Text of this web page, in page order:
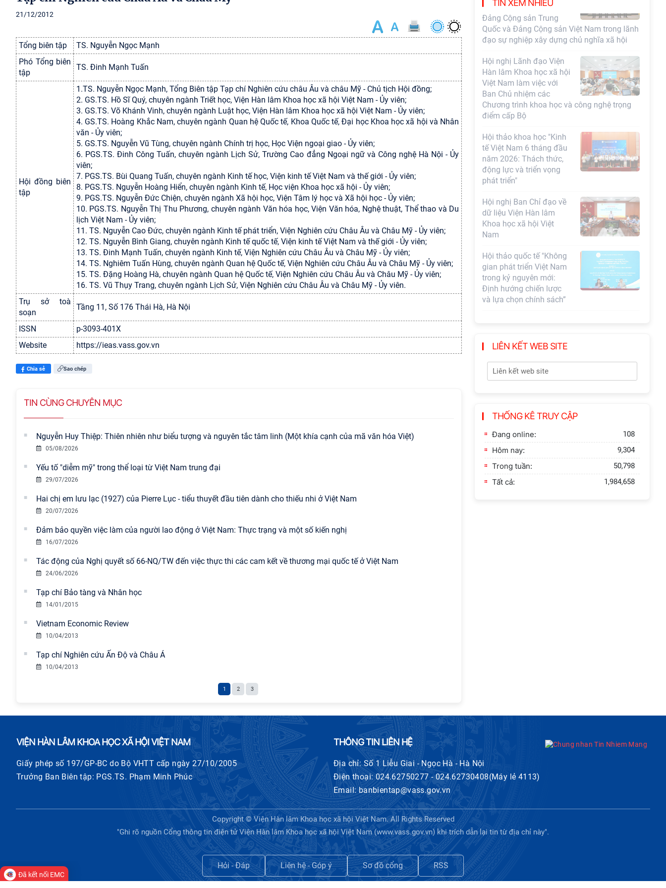
21/12/2012
Tổng biên tập
TS. Nguyễn Ngọc Mạnh
Phó Tổng biên
tập
TS. Đinh Mạnh Tuấn
Hội đồng biên
tập
1.TS. Nguyễn Ngọc Mạnh, Tổng Biên tập Tạp chí Nghiên cứu châu Âu và châu Mỹ - Chủ tịch Hội đồng;
2. GS.TS. Hồ Sĩ Quý, chuyên ngành Triết học, Viện Hàn lâm Khoa học xã hội Việt Nam - Ủy viên;
3. GS.TS. Võ Khánh Vinh, chuyên ngành Luật học, Viện Hàn lâm Khoa học xã hội Việt Nam - Ủy viên;
4. GS.TS. Hoàng Khắc Nam, chuyên ngành Quan hệ Quốc tế, Khoa Quốc tế, Đại học Khoa học xã hội và Nhân
văn - Ủy viên;
5. GS.TS. Nguyễn Vũ Tùng, chuyên ngành Chính trị học, Học Viện ngoại giao - Ủy viên;
6. PGS.TS. Đinh Công Tuấn, chuyên ngành Lịch Sử, Trường Cao đẳng Ngoại ngữ và Công nghệ Hà Nội - Ủy
viên;
7. PGS.TS. Bùi Quang Tuấn, chuyên ngành Kinh tế học, Viện kinh tế Việt Nam và thế giới - Ủy viên;
8. PGS.TS. Nguyễn Hoàng Hiển, chuyên ngành Kinh tế, Học viện Khoa học xã hội - Ủy viên;
9. PGS.TS. Nguyễn Đức Chiện, chuyên ngành Xã hội học, Viện Tâm lý học và Xã hội học - Ủy viên;
10. PGS.TS. Nguyễn Thị Thu Phương, chuyên ngành Văn hóa học, Viện Văn hóa, Nghệ thuật, Thể thao và Du
lịch Việt Nam - Ủy viên;
11. TS. Nguyễn Cao Đức, chuyên ngành Kinh tế phát triển, Viện Nghiên cứu Châu Âu và Châu Mỹ - Ủy viên;
12. TS. Nguyễn Bình Giang, chuyên ngành Kinh tế quốc tế, Viện kinh tế Việt Nam và thế giới - Ủy viên;
13. TS. Đinh Mạnh Tuấn, chuyên ngành Kinh tế, Viện Nghiên cứu Châu Âu và Châu Mỹ - Ủy viên;
14. TS. Nghiêm Tuấn Hùng, chuyên ngành Quan hệ Quốc tế, Viện Nghiên cứu Châu Âu và Châu Mỹ - Ủy viên;
15. TS. Đặng Hoàng Hà, chuyên ngành Quan hệ Quốc tế, Viện Nghiên cứu Châu Âu và Châu Mỹ - Ủy viên;
16. TS. Vũ Thụy Trang, chuyên ngành Lịch Sử, Viện Nghiên cứu Châu Âu và Châu Mỹ - Ủy viên.
Trụ sở toà
soạn
Tầng 11, Số 176 Thái Hà, Hà Nội
ISSN
p-3093-401X
Website
https://ieas.vass.gov.vn
Chia sẻ Sao chép
TIN CÙNG CHUYÊN MỤC
Nguyễn Huy Thiệp: Thiên nhiên như biểu tượng và nguyên tắc tâm linh (Một khía cạnh của mã văn hóa Việt)
05/08/2026
Yếu tố "diễm mỹ" trong thể loại từ Việt Nam trung đại
29/07/2026
Hai chị em lưu lạc (1927) của Pierre Lục - tiểu thuyết đầu tiên dành cho thiếu nhi ở Việt Nam
20/07/2026
Đảm bảo quyền việc làm của người lao động ở Việt Nam: Thực trạng và một số kiến nghị
16/07/2026
Tác động của Nghị quyết số 66-NQ/TW đến việc thực thi các cam kết về thương mại quốc tế ở Việt Nam
24/06/2026
Tạp chí Bảo tàng và Nhân học
14/01/2015
Vietnam Economic Review
10/04/2013
Tạp chí Nghiên cứu Ấn Độ và Châu Á
10/04/2013
1 2 3
TIN XEM NHIỀU
đạo sự nghiệp xây dựng chủ nghĩa xã hội
Hội nghị Lãnh đạo Viện
Hàn lâm Khoa học xã hội
Việt Nam làm việc với
Ban Chủ nhiệm các
Chương trình khoa học và công nghệ trọng
điểm cấp Bộ
Hội thảo khoa học "Kinh
tế Việt Nam 6 tháng đầu
năm 2026: Thách thức,
động lực và triển vọng
phát triển"
Hội nghị Ban Chỉ đạo về
dữ liệu Viện Hàn lâm
Khoa học xã hội Việt
Nam
Hội thảo quốc tế "Không
gian phát triển Việt Nam
trong kỷ nguyên mới:
Định hướng chiến lược
và lựa chọn chính sách”
Khai quật công trường
khai thác đá xây dựng
Thành Nhà Hồ ở núi An
LIÊN KẾT WEB SITE
THỐNG KÊ TRUY CẬP
Đang online: 108
Hôm nay: 9,304
Trong tuần: 50,798
Tất cả: 1,984,658
VIỆN HÀN LÂM KHOA HỌC XÃ HỘI VIỆT NAM
Giấy phép số 197/GP-BC do Bộ VHTT cấp ngày 27/10/2005
Trưởng Ban Biên tập: PGS.TS. Phạm Minh Phúc
THÔNG TIN LIÊN HỆ
Địa chỉ: Số 1 Liễu Giai - Ngọc Hà - Hà Nội
Điện thoại: 024.62750277 - 024.62730408(Máy lẻ 4113)
Email: banbientap@vass.gov.vn
Copyright © Viện Hàn lâm Khoa học xã hội Việt Nam. All Rights Reserved
"Ghi rõ nguồn Cổng thông tin điện tử Viện Hàn lâm Khoa học xã hội Việt Nam (www.vass.gov.vn) khi trích dẫn lại tin từ địa chỉ này".
Hỏi - Đáp Liên hệ - Góp ý Sơ đồ cổng RSS
Đã kết nối EMC